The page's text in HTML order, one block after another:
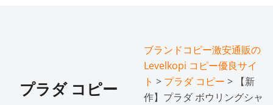
プラダ コピー
ブランドコピー激安通販の
Levelkopi コピー優良サイ
ト > プラダ コピー > 【新
作】プラダ ボウリングシャ